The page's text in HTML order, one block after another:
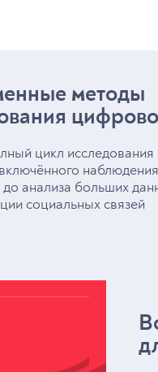
методы
цикл
анализа больших
социальных связей